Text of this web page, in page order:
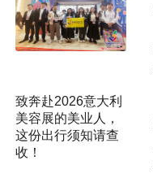
致奔赴2026意大利
美容展的美业人，
这份出行须知请查
收！